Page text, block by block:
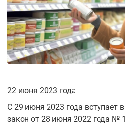
22 июня 2023 года
С 29 июня 2023 года вступает
закон от 28 июня 2022 года №